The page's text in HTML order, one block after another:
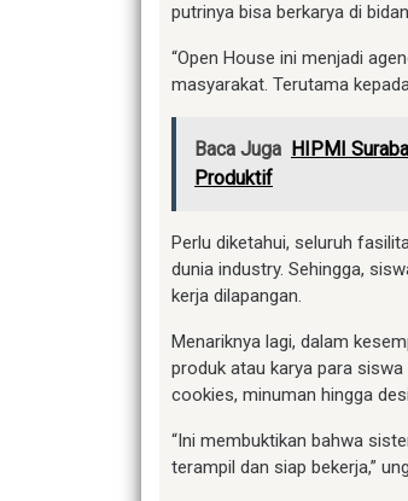
putrinya bisa berkarya di
“Open House ini menjadi
masyarakat. Terutama
Baca Juga HIPMI
Produktif
Perlu diketahui, seluruh
dunia industry. Sehingga,
kerja dilapangan.
Menariknya lagi, dalam
produk atau karya para
cookies, minuman hingga
“Ini membuktikan bahwa
terampil dan siap bekerja,”